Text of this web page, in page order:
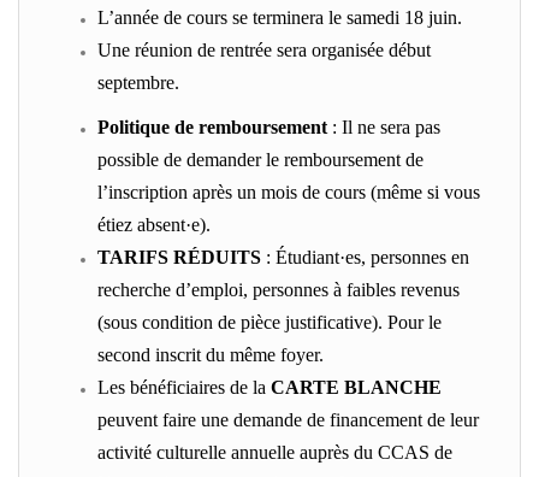
L’année de cours se terminera le samedi 18 juin.
Une réunion de rentrée sera organisée début
septembre.
Politique de remboursement : Il ne sera pas
possible de demander le remboursement de
l’inscription après un mois de cours (même si vous
étiez absent·e).
TARIFS RÉDUITS : Étudiant·es, personnes en
recherche d’emploi, personnes à faibles revenus
(sous condition de pièce justificative). Pour le
second inscrit du même foyer.
Les bénéficiaires de la CARTE BLANCHE
peuvent faire une demande de financement de leur
activité culturelle annuelle auprès du CCAS de